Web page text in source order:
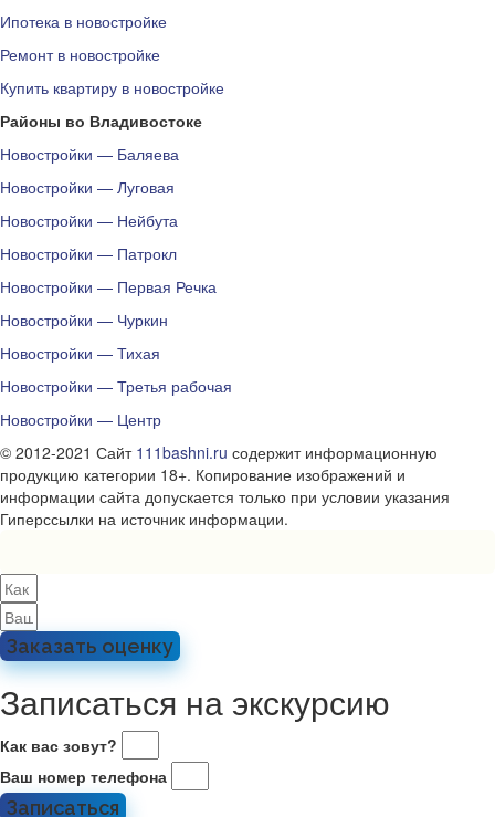
Ипотека в новостройке
Ремонт в новостройке
Купить квартиру в новостройке
Районы во Владивостоке
Новостройки — Баляева
Новостройки — Луговая
Новостройки — Нейбута
Новостройки — Патрокл
Новостройки — Первая Речка
Новостройки — Чуркин
Новостройки — Тихая
Новостройки — Третья рабочая
Новостройки — Центр
© 2012-2021 Сайт 111bashni.ru содержит информационную
продукцию категории 18+. Копирование изображений и
информации сайта допускается только при условии указания
Гиперссылки на источник информации.
Заказать оценку
Записаться на экскурсию
Как вас зовут?
Ваш номер телефона
Записаться